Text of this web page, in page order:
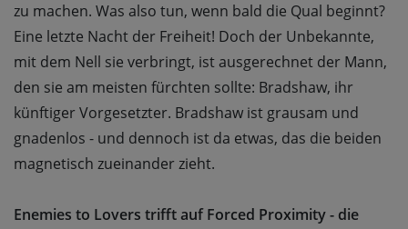
zu machen. Was also tun, wenn bald die Qual beginnt?
Eine letzte Nacht der Freiheit! Doch der Unbekannte,
mit dem Nell sie verbringt, ist ausgerechnet der Mann,
den sie am meisten fürchten sollte: Bradshaw, ihr
künftiger Vorgesetzter. Bradshaw ist grausam und
gnadenlos - und dennoch ist da etwas, das die beiden
magnetisch zueinander zieht.
Enemies to Lovers trifft auf Forced Proximity - die